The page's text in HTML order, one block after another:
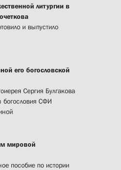
литургии в
и выпустило
его богословской
Сергия Булгакова
богословия СФИ
мировой
пособие по истории